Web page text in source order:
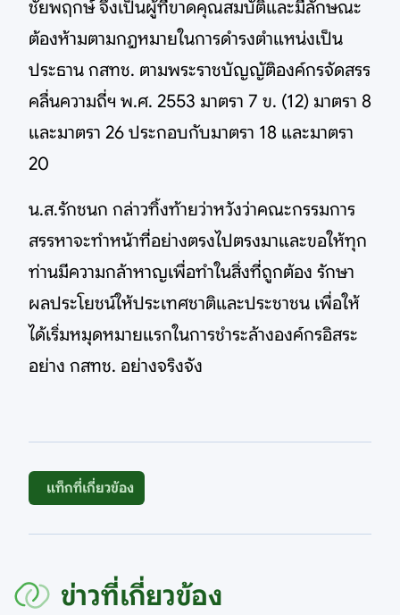
ชัยพฤกษ์ จึงเป็นผู้ที่ขาดคุณสมบัติและมีลักษณะ
ต้องห้ามตามกฎหมายในการดำรงตำแหน่งเป็น
ประธาน กสทช. ตามพระราชบัญญัติองค์กรจัดสรร
คลื่นความถี่ฯ พ.ศ. 2553 มาตรา 7 ข. (12) มาตรา 8
และมาตรา 26 ประกอบกับมาตรา 18 และมาตรา
20
น.ส.รักชนก กล่าวทิ้งท้ายว่าหวังว่าคณะกรรมการ
สรรหาจะทำหน้าที่อย่างตรงไปตรงมาและขอให้ทุก
ท่านมีความกล้าหาญเพื่อทำในสิ่งที่ถูกต้อง รักษา
ผลประโยชน์ให้ประเทศชาติและประชาชน เพื่อให้
ได้เริ่มหมุดหมายแรกในการชำระล้างองค์กรอิสระ
อย่าง กสทช. อย่างจริงจัง
แท็กที่เกี่ยวข้อง
ข่าวที่เกี่ยวข้อง